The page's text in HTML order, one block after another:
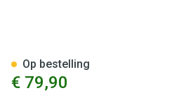
€ 79,90
Op bestelling